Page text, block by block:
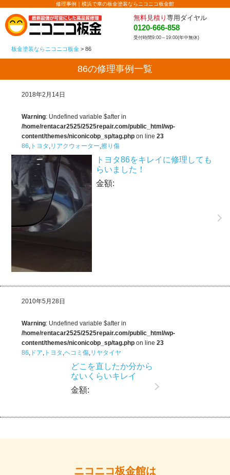
修理事例｜横浜で車の板金塗装ならニコニコ板金館
無料見積り 専用ダイヤル
0120-666-858
受付時間9:00～19:00(年中無休)
板金塗装ならニコニコ板金 >86
86の修理事例一覧
2018年2月14日
Warning: Undefined variable $after in
/home/rentacar2525/2525repair.com/public_html/wp-
content/themes/niconicobp_sp/tag.php on line23
86, トヨタ ,リアクウォーター,擦り傷
トヨタ86をキレイに修理しても
らいました！
金額:
2010年5月28日
Warning: Undefined variable $after in
/home/rentacar2525/2525repair.com/public_html/wp-
content/themes/niconicobp_sp/tag.php on line23
86, ドア, トヨタ ,ヘコミ傷,リヤタイヤ
どこを直したか分から
ないくらいキレイ
金額:
ニコニコ板金館は